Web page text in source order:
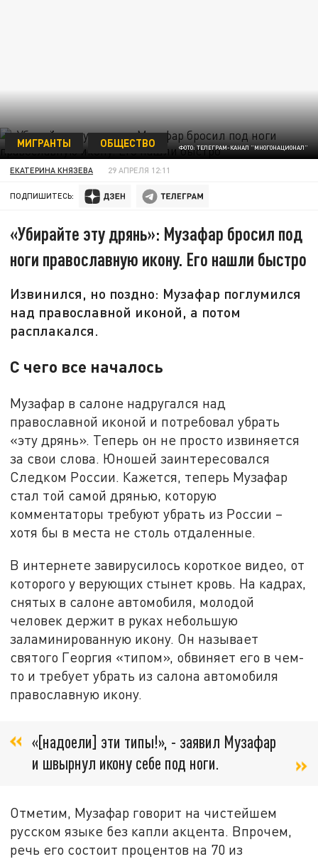
ФОТО: ТЕЛЕГРАМ-КАНАЛ "МНОГОНАЦИОНАЛ"
МИГРАНТЫ ОБЩЕСТВО
ЕКАТЕРИНА КНЯЗЕВА 29 АПРЕЛЯ 12:11
ПОДПИШИТЕСЬ:
«Убирайте эту дрянь»: Музафар бросил под
ноги православную икону. Его нашли быстро
Извинился, но поздно: Музафар поглумился
над православной иконой, а потом
расплакался.
С чего все началось
Музафар в салоне надругался над
православной иконой и потребовал убрать
«эту дрянь». Теперь он не просто извиняется
за свои слова. Юношей заинтересовался
Следком России. Кажется, теперь Музафар
стал той самой дрянью, которую
комментаторы требуют убрать из России –
хотя бы в места не столь отдаленные.
В интернете завирусилось короткое видео, от
которого у верующих стынет кровь. На кадрах,
снятых в салоне автомобиля, молодой
человек держит в руках небольшую
заламинированную икону. Он называет
святого Георгия «типом», обвиняет его в чем-
то и требует убрать из салона автомобиля
православную икону.
«[надоели] эти типы!», - заявил Музафар
и швырнул икону себе под ноги.
Отметим, Музафар говорит на чистейшем
русском языке без капли акцента. Впрочем,
речь его состоит процентов на 70 из